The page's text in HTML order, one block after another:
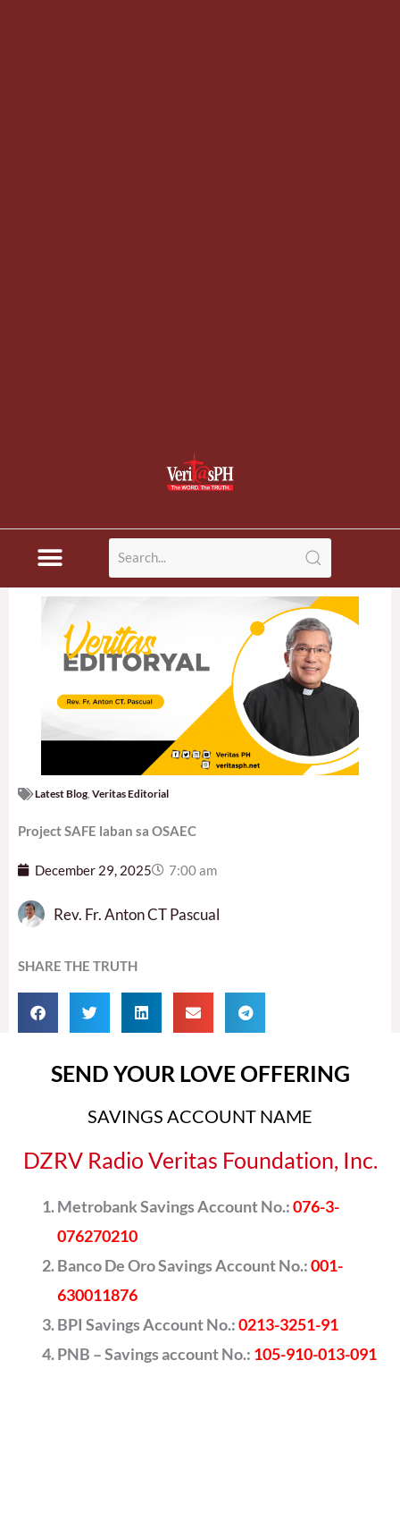
Latest Blog Veritas Editorial
Project SAFE laban sa OSAEC
December 29, 2025 7:00 am
Rev. Fr. Anton CT Pascual
SHARE THE TRUTH
SEND YOUR LOVE OFFERING
SAVINGS ACCOUNT NAME
DZRV Radio Veritas Foundation, Inc.
Metrobank Savings Account No.:076-3-
076270210
Banco De Oro Savings Account No.:001-
630011876
BPI Savings Account No.:0213-3251-91
PNB – Savings account No.: 105-910-013-091